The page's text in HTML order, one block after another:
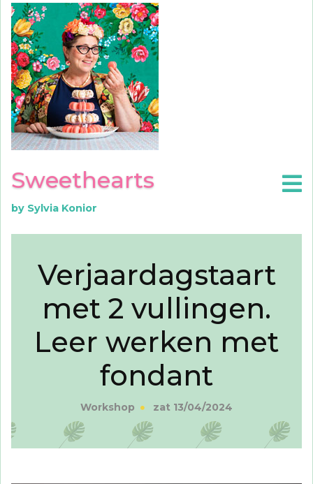
Sweethearts
by Sylvia Konior
Verjaardagstaart
met 2 vullingen.
Leer werken met
fondant
Workshop zat 13/04/2024